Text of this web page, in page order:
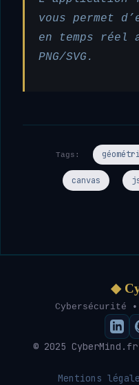
vous permet
en temps réel
PNG/SVG.
Tags:
canvas
◆
Cybersécurité •
© 2025
Mentions